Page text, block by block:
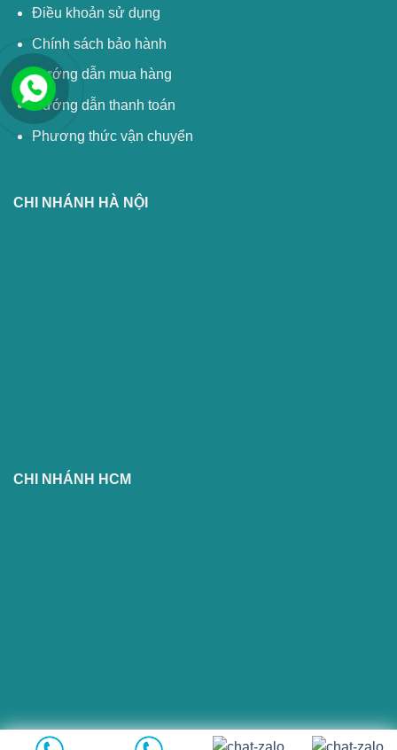
Điều khoản sử dụng
Chính sách bảo hành
Hướng dẫn mua hàng
Hướng dẫn thanh toán
Phương thức vận chuyển
CHI NHÁNH HÀ NỘI
CHI NHÁNH HCM